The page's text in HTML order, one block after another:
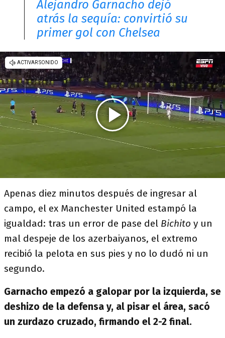
Alejandro Garnacho dejó
atrás la sequía: convirtió su
primer gol con Chelsea
Apenas diez minutos después de ingresar al
campo, el ex Manchester United estampó la
igualdad: tras un error de pase del Bichito y un
mal despeje de los azerbaiyanos, el extremo
recibió la pelota en sus pies y no lo dudó ni un
segundo.
Garnacho empezó a galopar por la izquierda, se
deshizo de la defensa y, al pisar el área, sacó
un zurdazo cruzado, firmando el 2-2 final.